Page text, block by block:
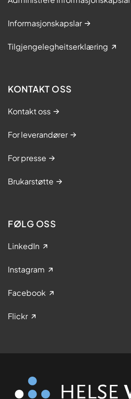
Informasjonskapslar
Tilgjengelegheitserklæring
KONTAKT OSS
Kontakt oss
For leverandører
For presse
Brukarstøtte
FØLG OSS
LinkedIn
Instagram
Facebook
Flickr